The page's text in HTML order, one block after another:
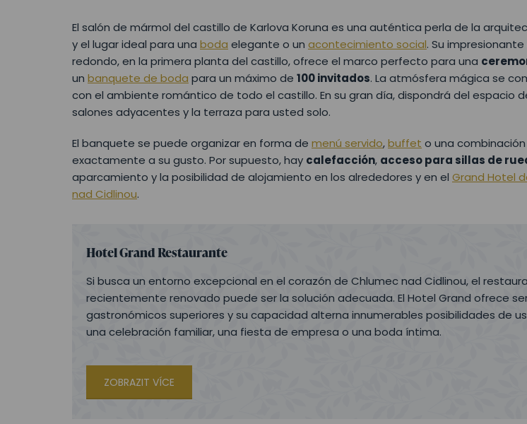
El salón de mármol del castillo de Karlova Koruna es una auténtica perla de la
y el lugar ideal para una boda elegante o un acontecimiento social. Su
redondo, en la primera planta del castillo, ofrece el marco perfecto para una
un banquete de boda para un máximo de 100 invitados. La atmósfera mágica se
con el ambiente romántico de todo el castillo. En su gran día, dispondrá del espacio
salones adyacentes y la terraza para usted solo.
El banquete se puede organizar en forma de menú servido,buffet o una
exactamente a su gusto. Por supuesto, hay calefacción, acceso para sillas de
aparcamiento y la posibilidad de alojamiento en los alrededores y en el Grand Hotel
nad Cidlinou.
Hotel GrandRestaurante
Si busca un entorno excepcional en el corazón de Chlumec nad Cidlinou, el
recientemente renovado puede ser la solución adecuada. El Hotel Grand ofrece
gastronómicos superiores y su capacidad alterna innumerables posibilidades de
una celebración familiar, una fiesta de empresa o una boda íntima.
ZOBRAZIT VÍCE